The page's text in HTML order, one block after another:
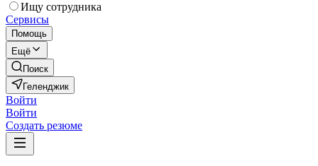
Ищу сотрудника
Сервисы
Помощь
Ещё
Поиск
Геленджик
Войти
Войти
Создать резюме